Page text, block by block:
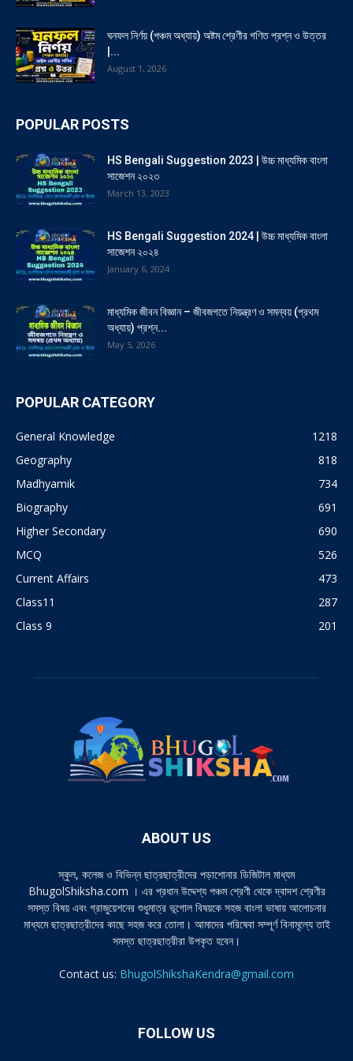
ঘনফল নির্ণয় (পঞ্চম অধ্যায়) অষ্টম শ্রেণীর গণিত প্রশ্ন ও উত্তর
|...
August 1, 2026
POPULAR POSTS
HS Bengali Suggestion 2023 | উচ্চ মাধ্যমিক বাংলা
সাজেশন ২০২৩
March 13, 2023
HS Bengali Suggestion 2024 | উচ্চ মাধ্যমিক বাংলা
সাজেশন ২০২৪
January 6, 2024
মাধ্যমিক জীবন বিজ্ঞান – জীবজগতে নিয়ন্ত্রণ ও সমন্বয় (প্রথম
অধ্যায়) প্রশ্ন...
May 5, 2026
POPULAR CATEGORY
General Knowledge
1218
Geography
818
Madhyamik
734
Biography
691
Higher Secondary
690
MCQ
526
Current Affairs
473
Class11
287
Class 9
201
ABOUT US
স্কুল, কলেজ ও বিভিন্ন ছাত্রছাত্রীদের পড়াশোনার ডিজিটাল মাধ্যম
BhugolShiksha.com । এর প্রধান উদ্দেশ্য পঞ্চম শ্রেণী থেকে দ্বাদশ শ্রেণীর
সমস্ত বিষয় এবং গ্রাজুয়েশনের শুধুমাত্র ভূগোল বিষয়কে সহজ বাংলা ভাষায় আলোচনার
মাধ্যমে ছাত্রছাত্রীদের কাছে সহজ করে তোলা। আমাদের পরিষেবা সম্পূর্ণ বিনামূল্যে তাই
সমস্ত ছাত্রছাত্রীরা উপকৃত হবেন।
Contact us: BhugolShikshaKendra@gmail.com
FOLLOW US